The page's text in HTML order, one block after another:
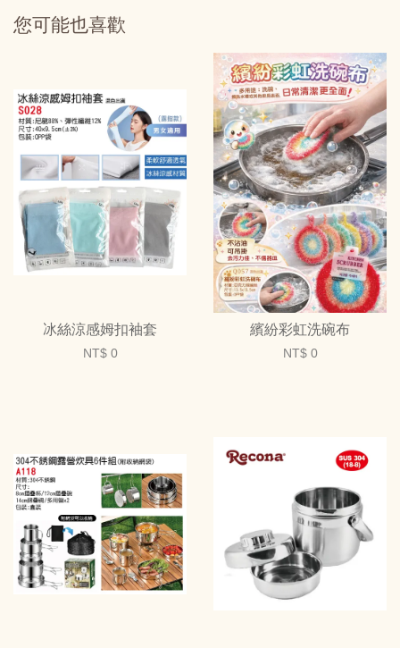
您可能也喜歡
冰絲涼感姆扣袖套
NT$ 0
繽紛彩虹洗碗布
NT$ 0